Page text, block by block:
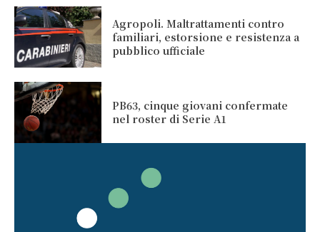
Agropoli. Maltrattamenti contro
familiari, estorsione e resistenza a
pubblico ufficiale
PB63, cinque giovani confermate
nel roster di Serie A1